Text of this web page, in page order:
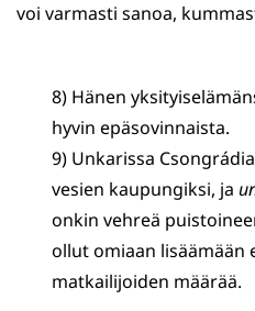
voi varmasti sanoa,
8) Hänen
hyvin epäsovinnaista.
9) Unkarissa
vesien kaupungiksi, ja
onkin vehreä
ollut omiaan lisäämään
matkailijoiden määrää.